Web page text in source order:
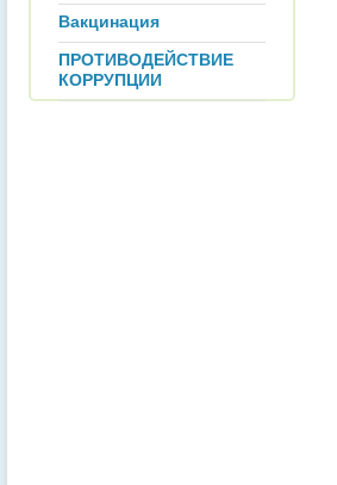
Вакцинация
ПРОТИВОДЕЙСТВИЕ
КОРРУПЦИИ